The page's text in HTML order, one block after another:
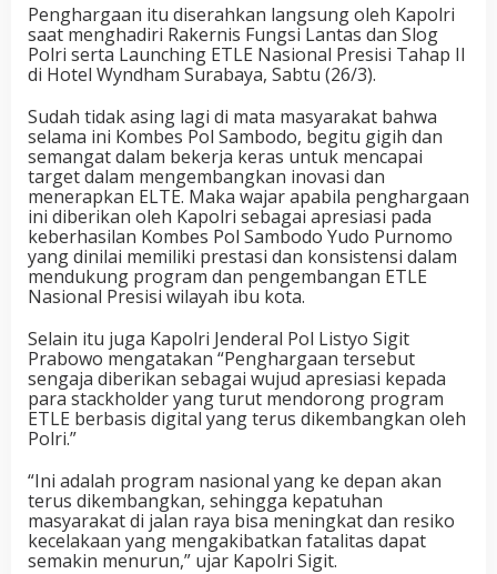
Penghargaan itu diserahkan langsung oleh Kapolri
saat menghadiri Rakernis Fungsi Lantas dan Slog
Polri serta Launching ETLE Nasional Presisi Tahap II
di Hotel Wyndham Surabaya, Sabtu (26/3).
Sudah tidak asing lagi di mata masyarakat bahwa
selama ini Kombes Pol Sambodo, begitu gigih dan
semangat dalam bekerja keras untuk mencapai
target dalam mengembangkan inovasi dan
menerapkan ELTE. Maka wajar apabila penghargaan
ini diberikan oleh Kapolri sebagai apresiasi pada
keberhasilan Kombes Pol Sambodo Yudo Purnomo
yang dinilai memiliki prestasi dan konsistensi dalam
mendukung program dan pengembangan ETLE
Nasional Presisi wilayah ibu kota.
Selain itu juga Kapolri Jenderal Pol Listyo Sigit
Prabowo mengatakan “Penghargaan tersebut
sengaja diberikan sebagai wujud apresiasi kepada
para stackholder yang turut mendorong program
ETLE berbasis digital yang terus dikembangkan oleh
Polri.”
“Ini adalah program nasional yang ke depan akan
terus dikembangkan, sehingga kepatuhan
masyarakat di jalan raya bisa meningkat dan resiko
kecelakaan yang mengakibatkan fatalitas dapat
semakin menurun,” ujar Kapolri Sigit.